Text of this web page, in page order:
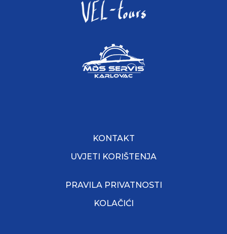
KONTAKT
UVJETI KORIŠTENJA
PRAVILA PRIVATNOSTI
KOLAČIĆI